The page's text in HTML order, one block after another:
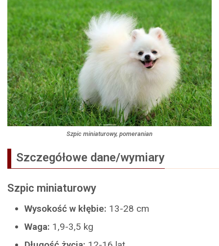
Szpic miniaturowy, pomeranian
Szczegółowe dane/wymiary
Szpic miniaturowy
Wysokość w kłębie: 13-28 cm
Waga: 1,9-3,5 kg